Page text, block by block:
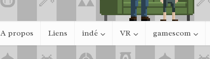
A propos Liens indé VR gamescom